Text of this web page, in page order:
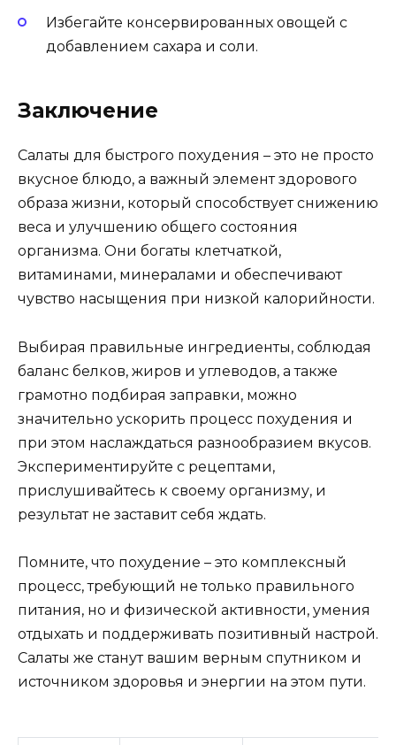
Избегайте консервированных овощей с
добавлением сахара и соли.
Заключение
Салаты для быстрого похудения – это не просто
вкусное блюдо, а важный элемент здорового
образа жизни, который способствует снижению
веса и улучшению общего состояния
организма. Они богаты клетчаткой,
витаминами, минералами и обеспечивают
чувство насыщения при низкой калорийности.
Выбирая правильные ингредиенты, соблюдая
баланс белков, жиров и углеводов, а также
грамотно подбирая заправки, можно
значительно ускорить процесс похудения и
при этом наслаждаться разнообразием вкусов.
Экспериментируйте с рецептами,
прислушивайтесь к своему организму, и
результат не заставит себя ждать.
Помните, что похудение – это комплексный
процесс, требующий не только правильного
питания, но и физической активности, умения
отдыхать и поддерживать позитивный настрой.
Салаты же станут вашим верным спутником и
источником здоровья и энергии на этом пути.